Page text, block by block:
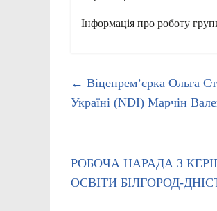
Інформація про роботу
← Віцепрем’єрка Ольга
Україні (NDI) Марчін
РОБОЧА НАРАДА З
ОСВІТИ БІЛГОРОД-